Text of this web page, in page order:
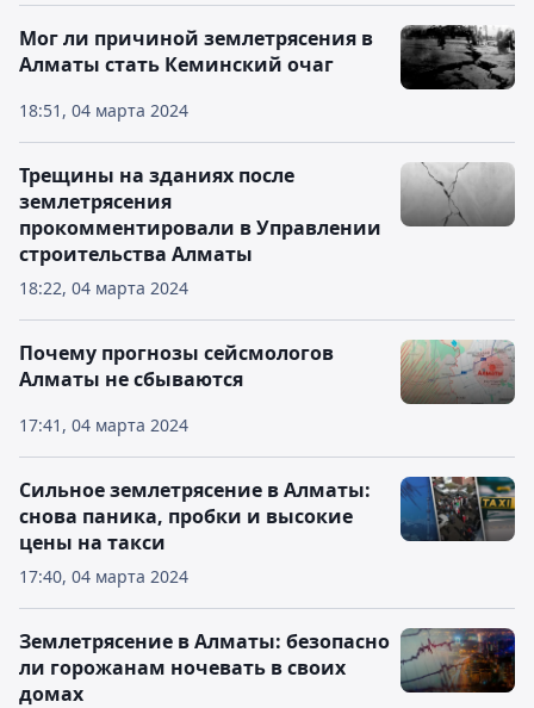
18:51, 04 марта 2024
Мог ли причиной землетрясения в
Алматы стать Кеминский очаг
18:22, 04 марта 2024
Трещины на зданиях после
землетрясения
прокомментировали в Управлении
строительства Алматы
17:41, 04 марта 2024
Почему прогнозы сейсмологов
Алматы не сбываются
17:40, 04 марта 2024
Сильное землетрясение в Алматы:
снова паника, пробки и высокие
цены на такси
Землетрясение в Алматы: безопасно
ли горожанам ночевать в своих
домах